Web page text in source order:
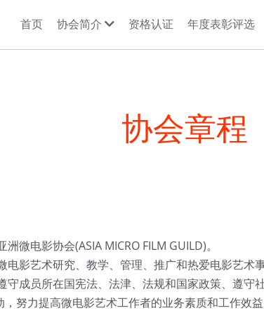
首页 协会简介 资格认证 年度表彰评选
协会章程
电影协会(ASIA MICRO FILM GUILD)。
艺术研究、教学、管理、推广和热爱电影艺术事
员所在国宪法、法津、法规和国家政策、遵守
努力提高微电影艺术工作者的业务素质和工作效